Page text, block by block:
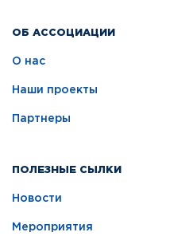
ОБ АССОЦИАЦИИ
О нас
Наши проекты
Партнеры
ПОЛЕЗНЫЕ СЫЛКИ
Новости
Мероприятия